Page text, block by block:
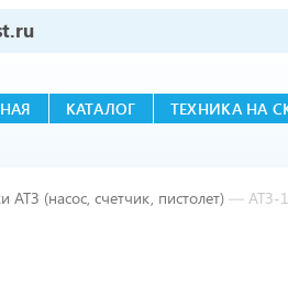
КАТАЛОГ ТЕХНИКА НА
АТЗ (насос, счетчик, пистолет) — АТЗ-